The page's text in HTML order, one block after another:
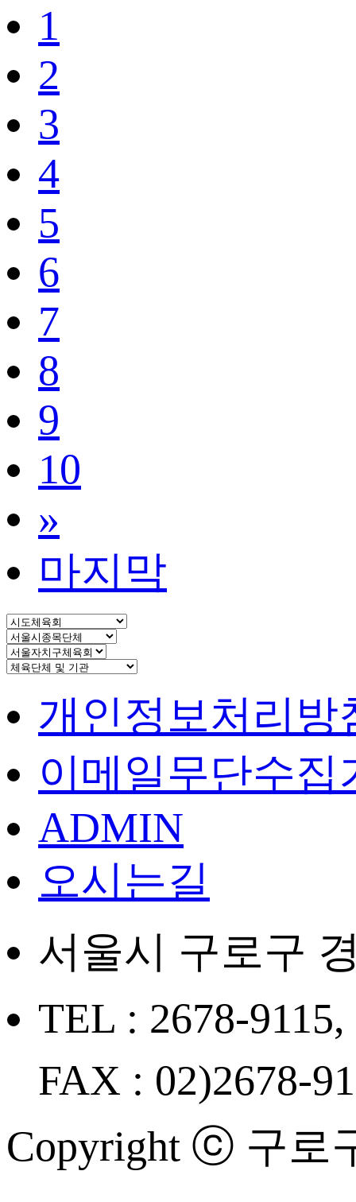
1
2
3
4
5
6
7
8
9
10
»
마지막
개인정보처리방
이메일무단수집
ADMIN
오시는길
서울시 구로구
TEL : 2678-9115,
FAX : 02)2678-
Copyright ⓒ 구로